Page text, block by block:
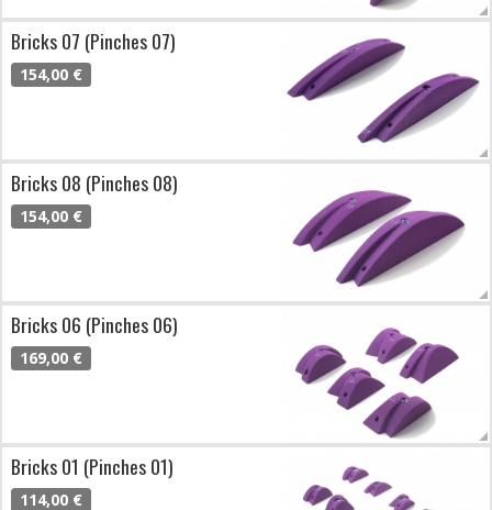
Bricks 07 (Pinches 07)
154,00 €
Bricks 08 (Pinches 08)
154,00 €
Bricks 06 (Pinches 06)
169,00 €
Bricks 01 (Pinches 01)
114,00 €